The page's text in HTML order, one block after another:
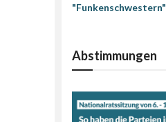
"Funkenschwestern"
Abstimmungen